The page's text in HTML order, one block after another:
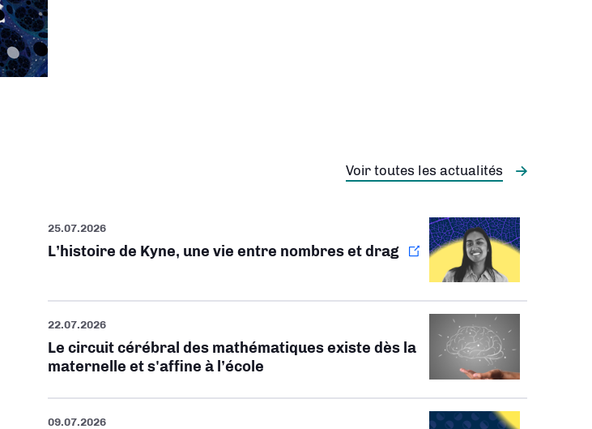
Voir toutes les actualités
25.07.2026
L’histoire de Kyne, une vie entre nombres et drag
22.07.2026
Le circuit cérébral des mathématiques existe dès la
maternelle et s'affine à l’école
09.07.2026